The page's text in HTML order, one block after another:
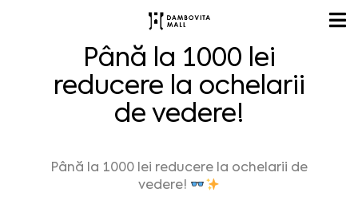
Până la 1000 lei
reducere la ochelarii
de vedere!
Până la 1000 lei reducere la ochelarii de
vedere!